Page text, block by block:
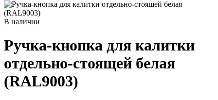
В наличии
Ручка-кнопка для калитки
отдельно-стоящей белая
(RAL9003)